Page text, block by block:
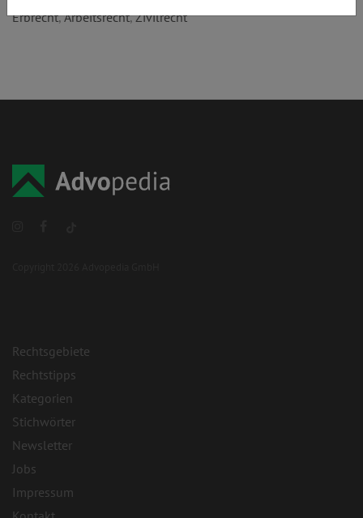
Erbrecht,Arbeitsrecht,Zivilrecht
Rechtsgebiete
Rechtstipps
Kategorien
Stichwörter
Newsletter
Jobs
Impressum